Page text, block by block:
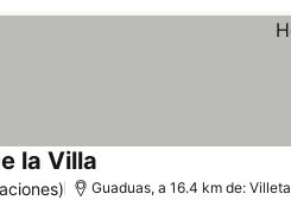
la Villa
Guaduas, a 16.4 km de: Villeta